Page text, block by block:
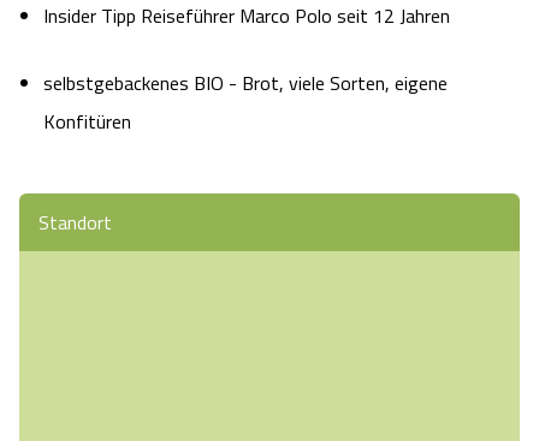
Insider Tipp Reiseführer Marco Polo seit 12 Jahren
selbstgebackenes BIO - Brot, viele Sorten, eigene
Konfitüren
Standort